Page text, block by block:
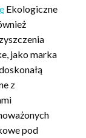
Ekologiczne
jako marka
z
pod